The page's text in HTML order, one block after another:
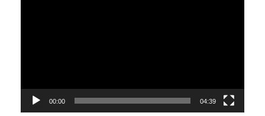
00:00 04:39